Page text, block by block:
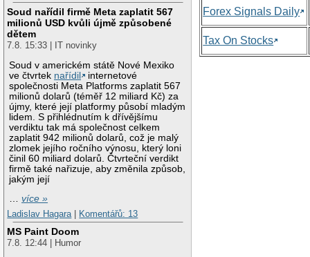
Soud nařídil firmě Meta zaplatit 567
milionů USD kvůli újmě způsobené
dětem
7.8. 15:33 | IT novinky
Soud v americkém státě Nové Mexiko
ve čtvrtek nařídil
internetové
společnosti Meta Platforms zaplatit 567
milionů dolarů (téměř 12 miliard Kč) za
újmy, které její platformy působí mladým
lidem. S přihlédnutím k dřívějšímu
verdiktu tak má společnost celkem
zaplatit 942 milionů dolarů, což je malý
zlomek jejího ročního výnosu, který loni
činil 60 miliard dolarů. Čtvrteční verdikt
firmě také nařizuje, aby změnila způsob,
jakým její
…více »
Ladislav Hagara
Komentářů: 13
MS Paint Doom
7.8. 12:44 | Humor
Forex Signals Daily
Tax On Stocks